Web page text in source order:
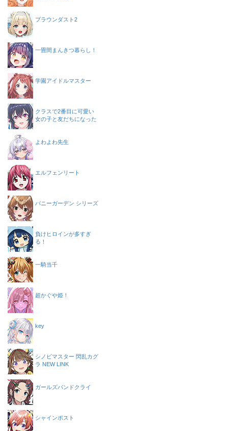
ブラウンダスト2
一畳間まんきつ暮らし！
学園アイドルマスター
クラスで2番目に可愛い
女の子と友だちになった
よわよわ先生
エルフェンリート
バニーガーデン シリーズ
負けヒロインが多すぎ
る！
一騎当千
超かぐや姫！
key
シノビマスター 閃乱カグ
ラ NEW LINK
ガールズバンドクライ
シャインポスト